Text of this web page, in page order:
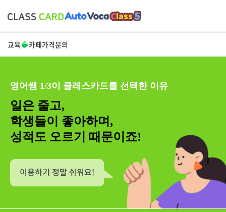
교육 카페가격문의
영어쌤 1/3이 클래스카드를 선택한 이유
일은 줄고,
학생들이 좋아하며,
성적도 오르기 때문이죠!